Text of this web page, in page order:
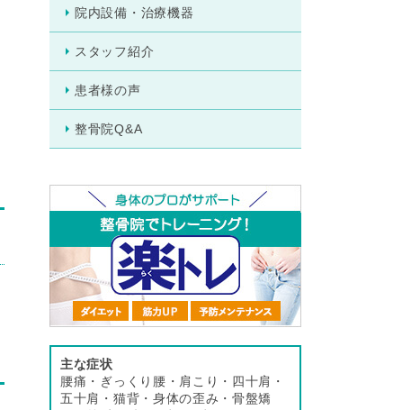
院内設備・治療機器
スタッフ紹介
患者様の声
整骨院Q&A
主な症状
腰痛・ぎっくり腰・肩こり・四十肩・
五十肩・猫背・身体の歪み・骨盤矯